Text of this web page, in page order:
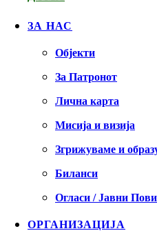
ЗА НАС
Објекти
За Патронот
Лична карта
Мисија и визија
Згрижуваме и
Биланси
Огласи / Јавни
ОРГАНИЗАЦИЈА